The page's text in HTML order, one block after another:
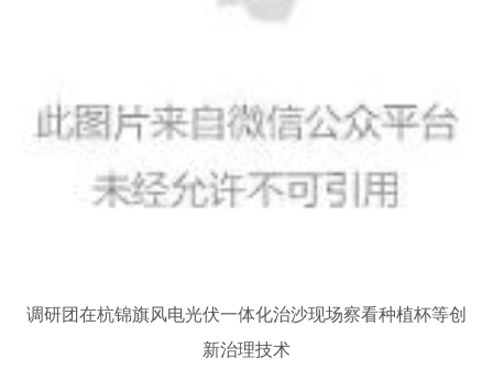
调研团在杭锦旗风电光伏一体化治沙现场察看种植杯等创
新治理技术